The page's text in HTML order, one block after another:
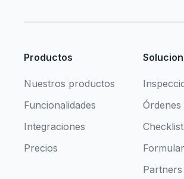
Productos
Nuestros productos
Funcionalidades
Integraciones
Precios
Partners